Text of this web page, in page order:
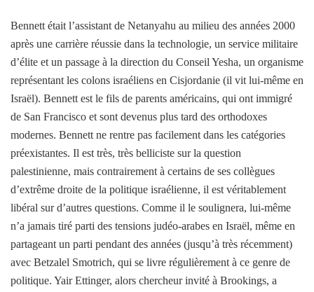
Bennett était l’assistant de Netanyahu au milieu des années 2000
après une carrière réussie dans la technologie, un service militaire
d’élite et un passage à la direction du Conseil Yesha, un organisme
représentant les colons israéliens en Cisjordanie (il vit lui-même en
Israël). Bennett est le fils de parents américains, qui ont immigré
de San Francisco et sont devenus plus tard des orthodoxes
modernes. Bennett ne rentre pas facilement dans les catégories
préexistantes. Il est très, très belliciste sur la question
palestinienne, mais contrairement à certains de ses collègues
d’extrême droite de la politique israélienne, il est véritablement
libéral sur d’autres questions. Comme il le soulignera, lui-même
n’a jamais tiré parti des tensions judéo-arabes en Israël, même en
partageant un parti pendant des années (jusqu’à très récemment)
avec Betzalel Smotrich, qui se livre régulièrement à ce genre de
politique. Yair Ettinger, alors chercheur invité à Brookings, a